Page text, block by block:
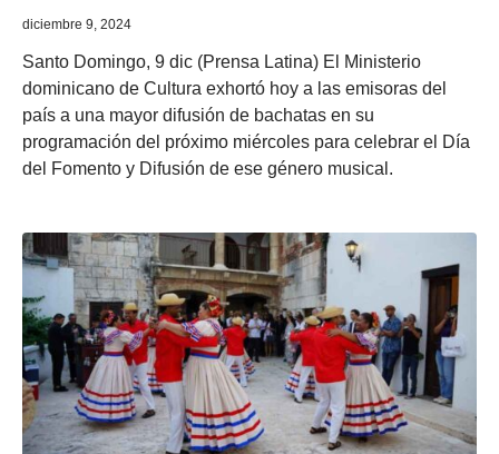
diciembre 9, 2024
Santo Domingo, 9 dic (Prensa Latina) El Ministerio
dominicano de Cultura exhortó hoy a las emisoras del
país a una mayor difusión de bachatas en su
programación del próximo miércoles para celebrar el Día
del Fomento y Difusión de ese género musical.